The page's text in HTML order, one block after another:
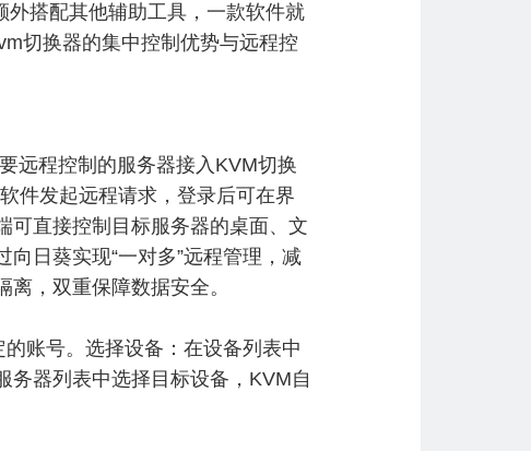
搭配其他辅助工具，一款软件就
切换器的集中控制优势与远程控
远程控制的服务器接入KVM切换
件发起远程请求，登录后可在界
可直接控制目标服务器的桌面、文
日葵实现“一对多”远程管理，减
，双重保障数据安全。
账号。选择设备：在设备列表中
务器列表中选择目标设备，KVM自